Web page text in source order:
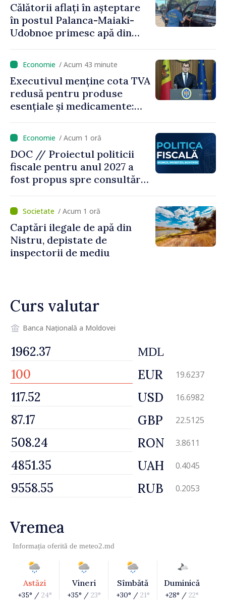
Călătorii aflați în așteptare
în postul Palanca-Maiaki-
Udobnoe primesc apă din
și a polițiștilor de frontieră
/ Acum 43 minute
Executivul menține cota TVA
redusă pentru produse
esențiale și medicamente:
pe seama consumului de
bază al oamenilor”
/ Acum 1 oră
DOC // Proiectul politicii
fiscale pentru anul 2027 a
fost propus spre consultări
/ Acum 1 oră
Captări ilegale de apă din
Nistru, depistate de
inspectorii de mediu
Curs valutar
Banca Națională a Moldovei
MDL
EUR 19.6237
USD 16.6982
GBP 22.5125
RON 3.8611
UAH 0.4045
RUB 0.2053
Vremea
Informația oferită de meteo2.md
Astăzi
+35° / 24°
Vineri
+35° / 23°
Sîmbătă
+30° / 21°
Duminică
+28° / 22°